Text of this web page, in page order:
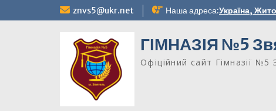
до
znvs5@ukr.net Наша адреса:Україна,
ГІМНАЗІЯ №5
Офіційний сайт Гімназії №5